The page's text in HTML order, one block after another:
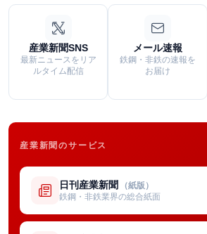
産業新聞SNS
最新ニュースをリア
ルタイム配信
メール速報
鉄鋼・非鉄の速報を
お届け
産業新聞のサービス
日刊産業新聞 （紙版）
鉄鋼・非鉄業界の総合紙面